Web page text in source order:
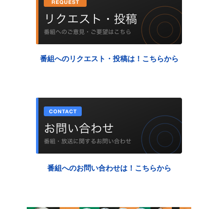
番組へのリクエスト・投稿は！こちらから
番組へのお問い合わせは！こちらから